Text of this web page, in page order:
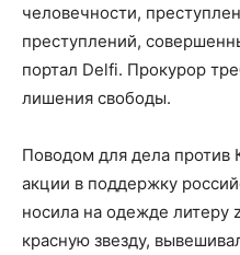
человечности,
преступлений,
портал Delfi. Прокурор
лишения свободы.
Поводом для дела против
акции в поддержку
носила на одежде
красную звезду,